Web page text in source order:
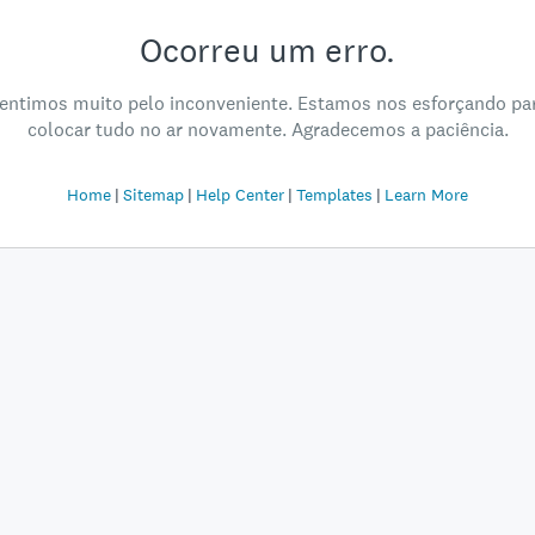
Ocorreu um erro.
muito pelo inconveniente. Estamos nos esforçando
colocar tudo no ar novamente. Agradecemos a paciência.
Home Sitemap Help Center Templates Learn More